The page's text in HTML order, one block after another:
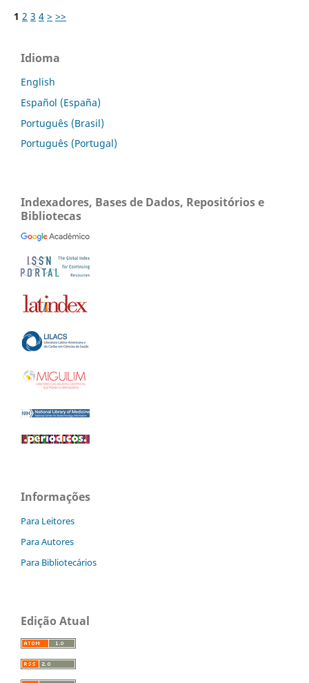
1 2 3 4 > >>
Idioma
English
Español (España)
Português (Brasil)
Português (Portugal)
Indexadores, Bases de Dados, Repositórios e
Bibliotecas
Informações
Para Leitores
Para Autores
Para Bibliotecários
Edição Atual